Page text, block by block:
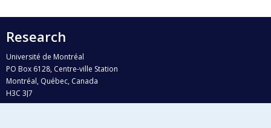
Research
Université de Montréal
PO Box 6128, Centre-ville Station
Montréal, Québec, Canada
H3C 3J7